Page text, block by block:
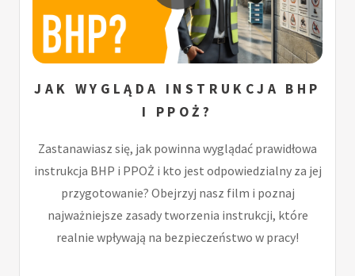
JAK WYGLĄDA INSTRUKCJA BHP
I PPOŻ?
Zastanawiasz się, jak powinna wyglądać prawidłowa
instrukcja BHP i PPOŻ i kto jest odpowiedzialny za jej
przygotowanie? Obejrzyj nasz film i poznaj
najważniejsze zasady tworzenia instrukcji, które
realnie wpływają na bezpieczeństwo w pracy!